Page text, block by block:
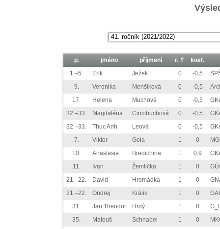
p. jméno příjmení r. ⇑
koef.
1.–5.
Erik Ježek 0 -0,5
9.
Veronika Menšíková 0 -0,5
17.
Helena Muchová 0 -0,5
32.–33.
Magdaléna Cincibuchová 0 -0,5
32.–33.
Thuc Anh Leová 0 -0,5
7.
Viktor Gola 1 0
10.
Anastasia Bredichina 1 0,9
11.
Ivan Žemlička 1 0
21.–22.
David Hromádka 1 0
21.–22.
Ondrej Králik 1 0
31.
Jan Theodor Hrdý 1 0
35.
Matouš Schnabel 1 0